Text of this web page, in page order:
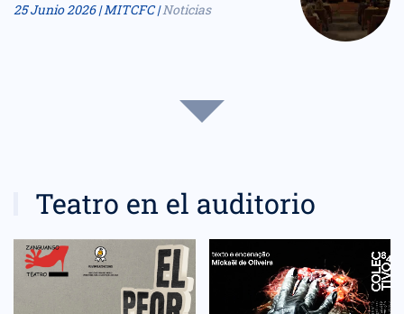
25 Junio 2026| MITCFC |Noticias
Teatro en el auditorio